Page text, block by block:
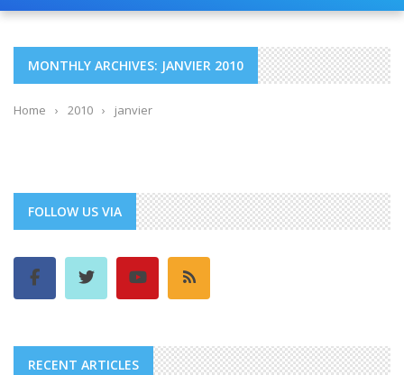
MONTHLY ARCHIVES: JANVIER 2010
Home › 2010 › janvier
FOLLOW US VIA
RECENT ARTICLES